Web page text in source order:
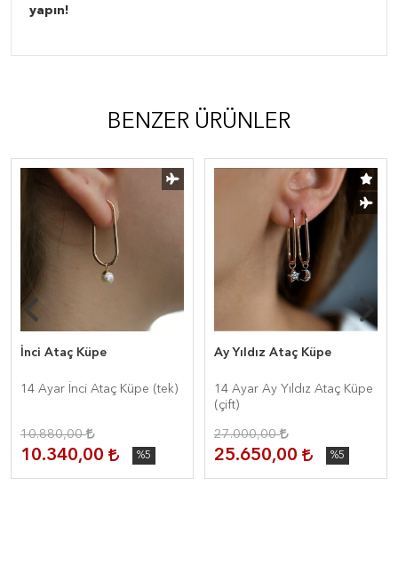
yapın!
BENZER ÜRÜNLER
İnci Ataç Küpe
14 Ayar İnci Ataç Küpe (tek)
10.880,00
10.340,00 %5
Ay Yıldız Ataç Küpe
14 Ayar Ay Yıldız Ataç Küpe
(çift)
27.000,00
25.650,00 %5